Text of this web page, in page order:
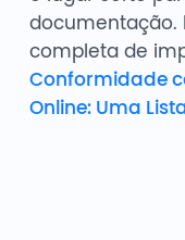
documentação.
completa de
Conformidade
Online: Uma